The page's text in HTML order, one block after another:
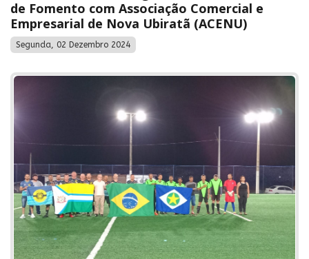
de Fomento com Associação Comercial e
Empresarial de Nova Ubiratã (ACENU)
Segunda, 02 Dezembro 2024